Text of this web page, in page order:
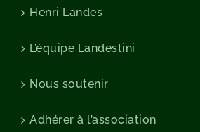
Henri Landes
L’équipe Landestini
Nous soutenir
Adhérer à l’association